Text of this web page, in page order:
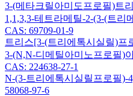
3-(메타크릴아미도프로필)트
1,1,3,3-테트라메틸-2-(3-(트리
CAS: 69709-01-9
트리스[3-(트리에톡시실릴)프
3-(N,N-디메틸아미노프로필)
CAS: 224638-27-1
N-(3-트리에톡시실릴프로필)-
58068-97-6